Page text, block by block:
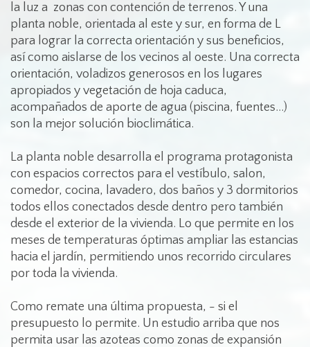
la luz a zonas con contención de terrenos. Y una
planta noble, orientada al este y sur, en forma de L
para lograr la correcta orientación y sus beneficios,
así como aislarse de los vecinos al oeste. Una correcta
orientación, voladizos generosos en los lugares
apropiados y vegetación de hoja caduca,
acompañados de aporte de agua (piscina, fuentes...)
son la mejor solución bioclimática.
La planta noble desarrolla el programa protagonista
con espacios correctos para el vestíbulo, salon,
comedor, cocina, lavadero, dos baños y 3 dormitorios
todos ellos conectados desde dentro pero también
desde el exterior de la vivienda. Lo que permite en los
meses de temperaturas óptimas ampliar las estancias
hacia el jardín, permitiendo unos recorrido circulares
por toda la vivienda.
Como remate una última propuesta, - si el
presupuesto lo permite. Un estudio arriba que nos
permita usar las azoteas como zonas de expansión